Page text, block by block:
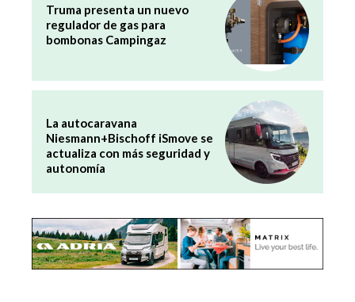
Truma presenta un nuevo
regulador de gas para
bombonas Campingaz
La autocaravana
Niesmann+Bischoff iSmove se
actualiza con más seguridad y
autonomía